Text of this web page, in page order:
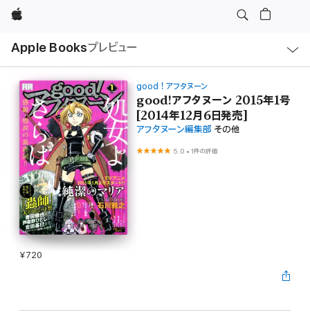
Apple
Apple Booksプレビュー
ル
good！アフタヌーン
good!アフタヌーン 2015年1号
[2014年12月6日発売]
アフタヌーン編集部 その他
5.0 •1件の評価
¥720